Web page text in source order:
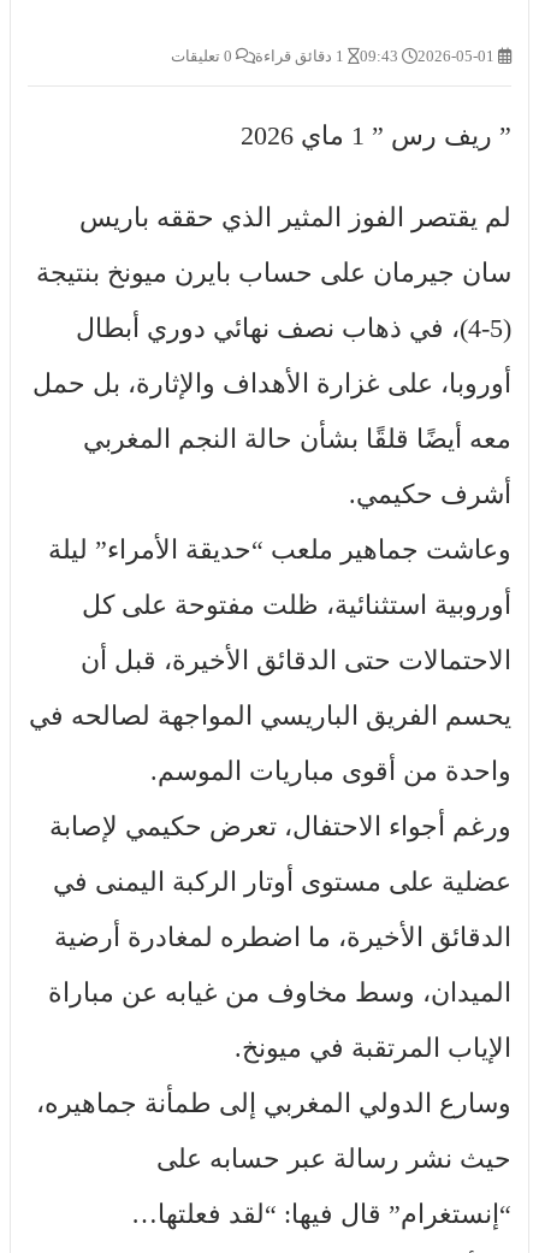
” ريف رس ” 1 ماي 2026
لم يقتصر الفوز المثير الذي حققه باريس
سان جيرمان على حساب بايرن ميونخ بنتيجة
(5-4)، في ذهاب نصف نهائي دوري أبطال
أوروبا، على غزارة الأهداف والإثارة، بل حمل
معه أيضًا قلقًا بشأن حالة النجم المغربي
أشرف حكيمي.
وعاشت جماهير ملعب “حديقة الأمراء” ليلة
أوروبية استثنائية، ظلت مفتوحة على كل
الاحتمالات حتى الدقائق الأخيرة، قبل أن
يحسم الفريق الباريسي المواجهة لصالحه في
واحدة من أقوى مباريات الموسم.
ورغم أجواء الاحتفال، تعرض حكيمي لإصابة
عضلية على مستوى أوتار الركبة اليمنى في
الدقائق الأخيرة، ما اضطره لمغادرة أرضية
الميدان، وسط مخاوف من غيابه عن مباراة
الإياب المرتقبة في ميونخ.
وسارع الدولي المغربي إلى طمأنة جماهيره،
حيث نشر رسالة عبر حسابه على
“إنستغرام” قال فيها: “لقد فعلتها…